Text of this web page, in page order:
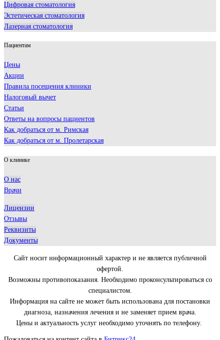
Цифровая стоматология
Эстетическая стоматология
Лазерная стоматология
Пациентам
Цены
Акции
Правила посещения клиники
Налоговый вычет
Статьи
Ответы на вопросы пациентов
Как добраться от м. Римская
Как добраться от м. Пролетарская
О клинике
О нас
Врачи
Лицензии
Отзывы
Реквизиты
Документы
Сайт носит информационный характер и не является публичной
офертой.
Возможны противопоказания. Необходимо проконсультироваться со
специалистом.
Информация на сайте не может быть использована для постановки
диагноза, назначения лечения и не заменяет прием врача.
Цены и актуальность услуг необходимо уточнять по телефону.